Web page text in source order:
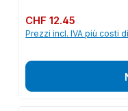
Prezzo normale:
CHF 12.45
Prezzi incl. IVA più costi